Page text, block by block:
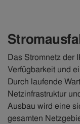
Das Stromnetz der
Verfügbarkeit und
Durch laufende
Netzinfrastruktur
Ausbau wird eine
gesamten